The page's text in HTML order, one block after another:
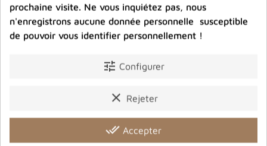
Encens Pitta, note Herbes
de l'Himalaya , 30 bâtons,
Népal
favorite_border
Encens fagot Sauge
Indienne pour purification
prochaine visite. Ne vous inquiétez pas, nous
n'enregistrons aucune donnée personnelle susceptible
de pouvoir vous identifier personnellement !
tune Configurer
clear Rejeter
done_all Accepter